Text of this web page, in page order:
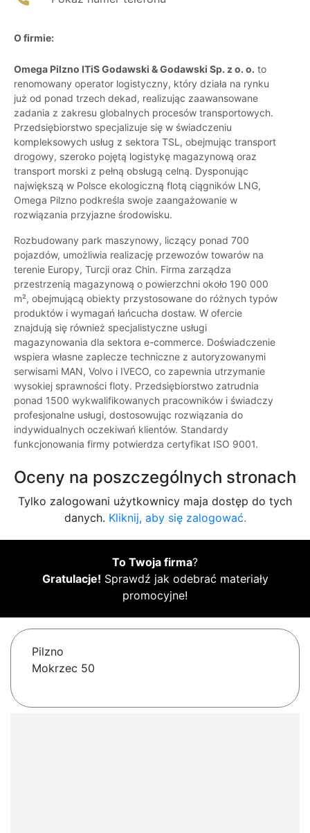
O firmie:
Omega Pilzno ITiS Godawski & Godawski Sp. z o. o. to
renomowany operator logistyczny, który działa na rynku
już od ponad trzech dekad, realizując zaawansowane
zadania z zakresu globalnych procesów transportowych.
Przedsiębiorstwo specjalizuje się w świadczeniu
kompleksowych usług z sektora TSL, obejmując transport
drogowy, szeroko pojętą logistykę magazynową oraz
transport morski z pełną obsługą celną. Dysponując
największą w Polsce ekologiczną flotą ciągników LNG,
Omega Pilzno podkreśla swoje zaangażowanie w
rozwiązania przyjazne środowisku.
Rozbudowany park maszynowy, liczący ponad 700
pojazdów, umożliwia realizację przewozów towarów na
terenie Europy, Turcji oraz Chin. Firma zarządza
przestrzenią magazynową o powierzchni około 190 000
m², obejmującą obiekty przystosowane do różnych typów
produktów i wymagań łańcucha dostaw. W ofercie
znajdują się również specjalistyczne usługi
magazynowania dla sektora e-commerce. Doświadczenie
wspiera własne zaplecze techniczne z autoryzowanymi
serwisami MAN, Volvo i IVECO, co zapewnia utrzymanie
wysokiej sprawności floty. Przedsiębiorstwo zatrudnia
ponad 1500 wykwalifikowanych pracowników i świadczy
profesjonalne usługi, dostosowując rozwiązania do
indywidualnych oczekiwań klientów. Standardy
funkcjonowania firmy potwierdza certyfikat ISO 9001.
Oceny na poszczególnych stronach
Tylko zalogowani użytkownicy maja dostęp do tych
danych. Kliknij, aby się zalogować.
To Twoja firma?
Gratulacje! Sprawdź jak odebrać materiały
promocyjne!
Pilzno
Mokrzec 50